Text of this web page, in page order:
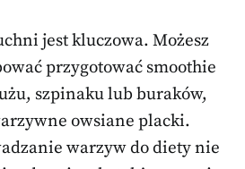
jest kluczowa. Możesz
przygotować smoothie
szpinaku lub buraków,
owsiane placki.
warzyw do diety nie